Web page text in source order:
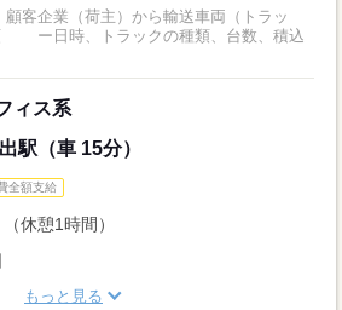
客企業（荷主）から輸送車両（トラッ
ー日時、トラックの種類、台数、積込
ィス系
駅（車 15分）
全額支給
休憩1時間）
もっと見る